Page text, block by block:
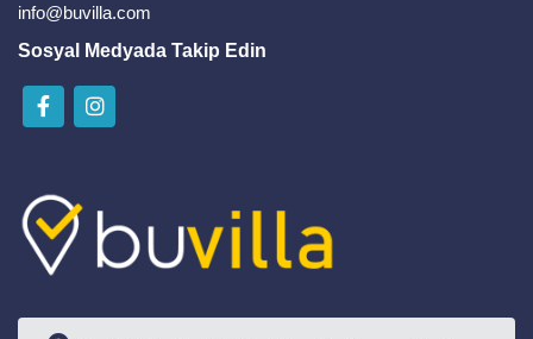
info@buvilla.com
Sosyal Medyada Takip Edin